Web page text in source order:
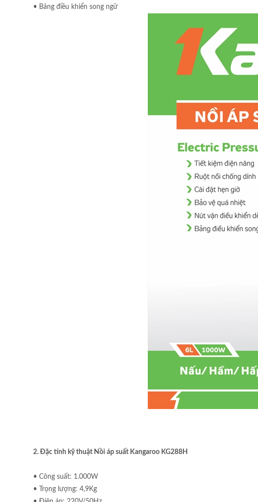
• ​​Bảng điều khiển song ngữ
2. Đặc tính kỹ thuật Nồi áp suất Kangaroo KG288H
• Công suất: 1.000W
• Trọng lượng: 4,9Kg